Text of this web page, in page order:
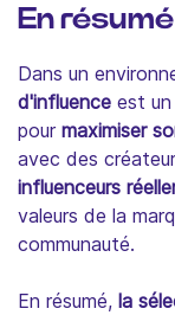
En résumé
Dans un
d'influence est un
pour maximiser
avec des
influenceurs
valeurs de la
communauté.
En résumé, la